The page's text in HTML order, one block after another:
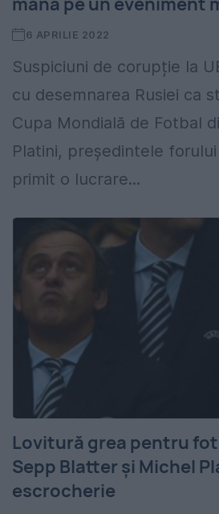
6 APRILIE 2022
Suspiciuni de corupție la
cu desemnarea Rusiei ca
Cupa Mondială de Fotbal
Platini, președintele
primit o lucrare...
Lovitură grea pentru
Sepp Blatter și Michel
escrocherie